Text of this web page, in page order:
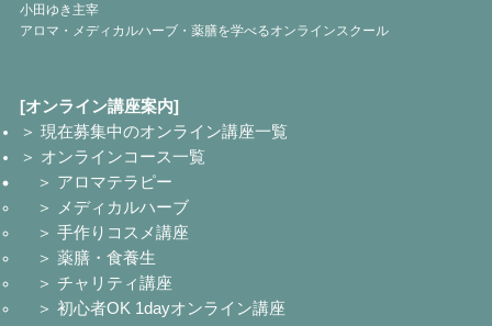
小田ゆき主宰
アロマ・メディカルハーブ・薬膳を学べるオンラインスクール
[オンライン講座案内]
＞ 現在募集中のオンライン講座一覧
＞ オンラインコース一覧
＞ アロマテラピー
＞ メディカルハーブ
＞ 手作りコスメ講座
＞ 薬膳・食養生
＞ チャリティ講座
＞ 初心者OK 1dayオンライン講座